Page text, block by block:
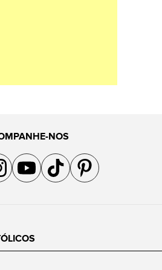
NOS
a gente no Facebook
a gente no Instagram
Acompanhe a gente no YouTube
Acompanhe a gente no TikTok
Acompanhe a gente no